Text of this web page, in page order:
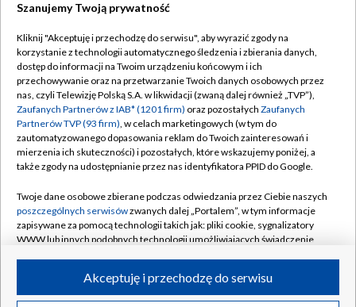
TVP
Abonament TVP
Emisja w TVP
Centrum informacji TVP
Naziemna Telewizja Cyfrowa
Rada Programowa
System NOS
Informacje o nadawcy
Program dla prasy
Regulamin TVP
Polityka prywatności
Moje zgody
Pomoc
Kontakt
Kanały
©2026 Telewizja Polska S.A. w likwidacji
Szanujemy Twoją prywatność
Kliknij "Akceptuję i przechodzę do serwisu", aby wyrazić zgody na
korzystanie z technologii automatycznego śledzenia i zbierania danych,
dostęp do informacji na Twoim urządzeniu końcowym i ich
przechowywanie oraz na przetwarzanie Twoich danych osobowych przez
nas, czyli Telewizję Polską S.A. w likwidacji (zwaną dalej również „TVP”),
Zaufanych Partnerów z IAB* (1201 firm) oraz pozostałych Zaufanych
Partnerów TVP (93 firm), w celach marketingowych (w tym do
zautomatyzowanego dopasowania reklam do Twoich zainteresowań i
mierzenia ich skuteczności) i pozostałych, które wskazujemy poniżej, a
także zgody na udostępnianie przez nas identyfikatora PPID do Google.
Twoje dane osobowe zbierane podczas odwiedzania przez Ciebie naszych
poszczególnych serwisówzwanych dalej „Portalem”, w tym informacje
zapisywane za pomocą technologii takich jak: pliki cookie, sygnalizatory
WWW lub innych podobnych technologii umożliwiających świadczenie
ruchu w Internecie.Akceptuję i przechodzę do serwisu